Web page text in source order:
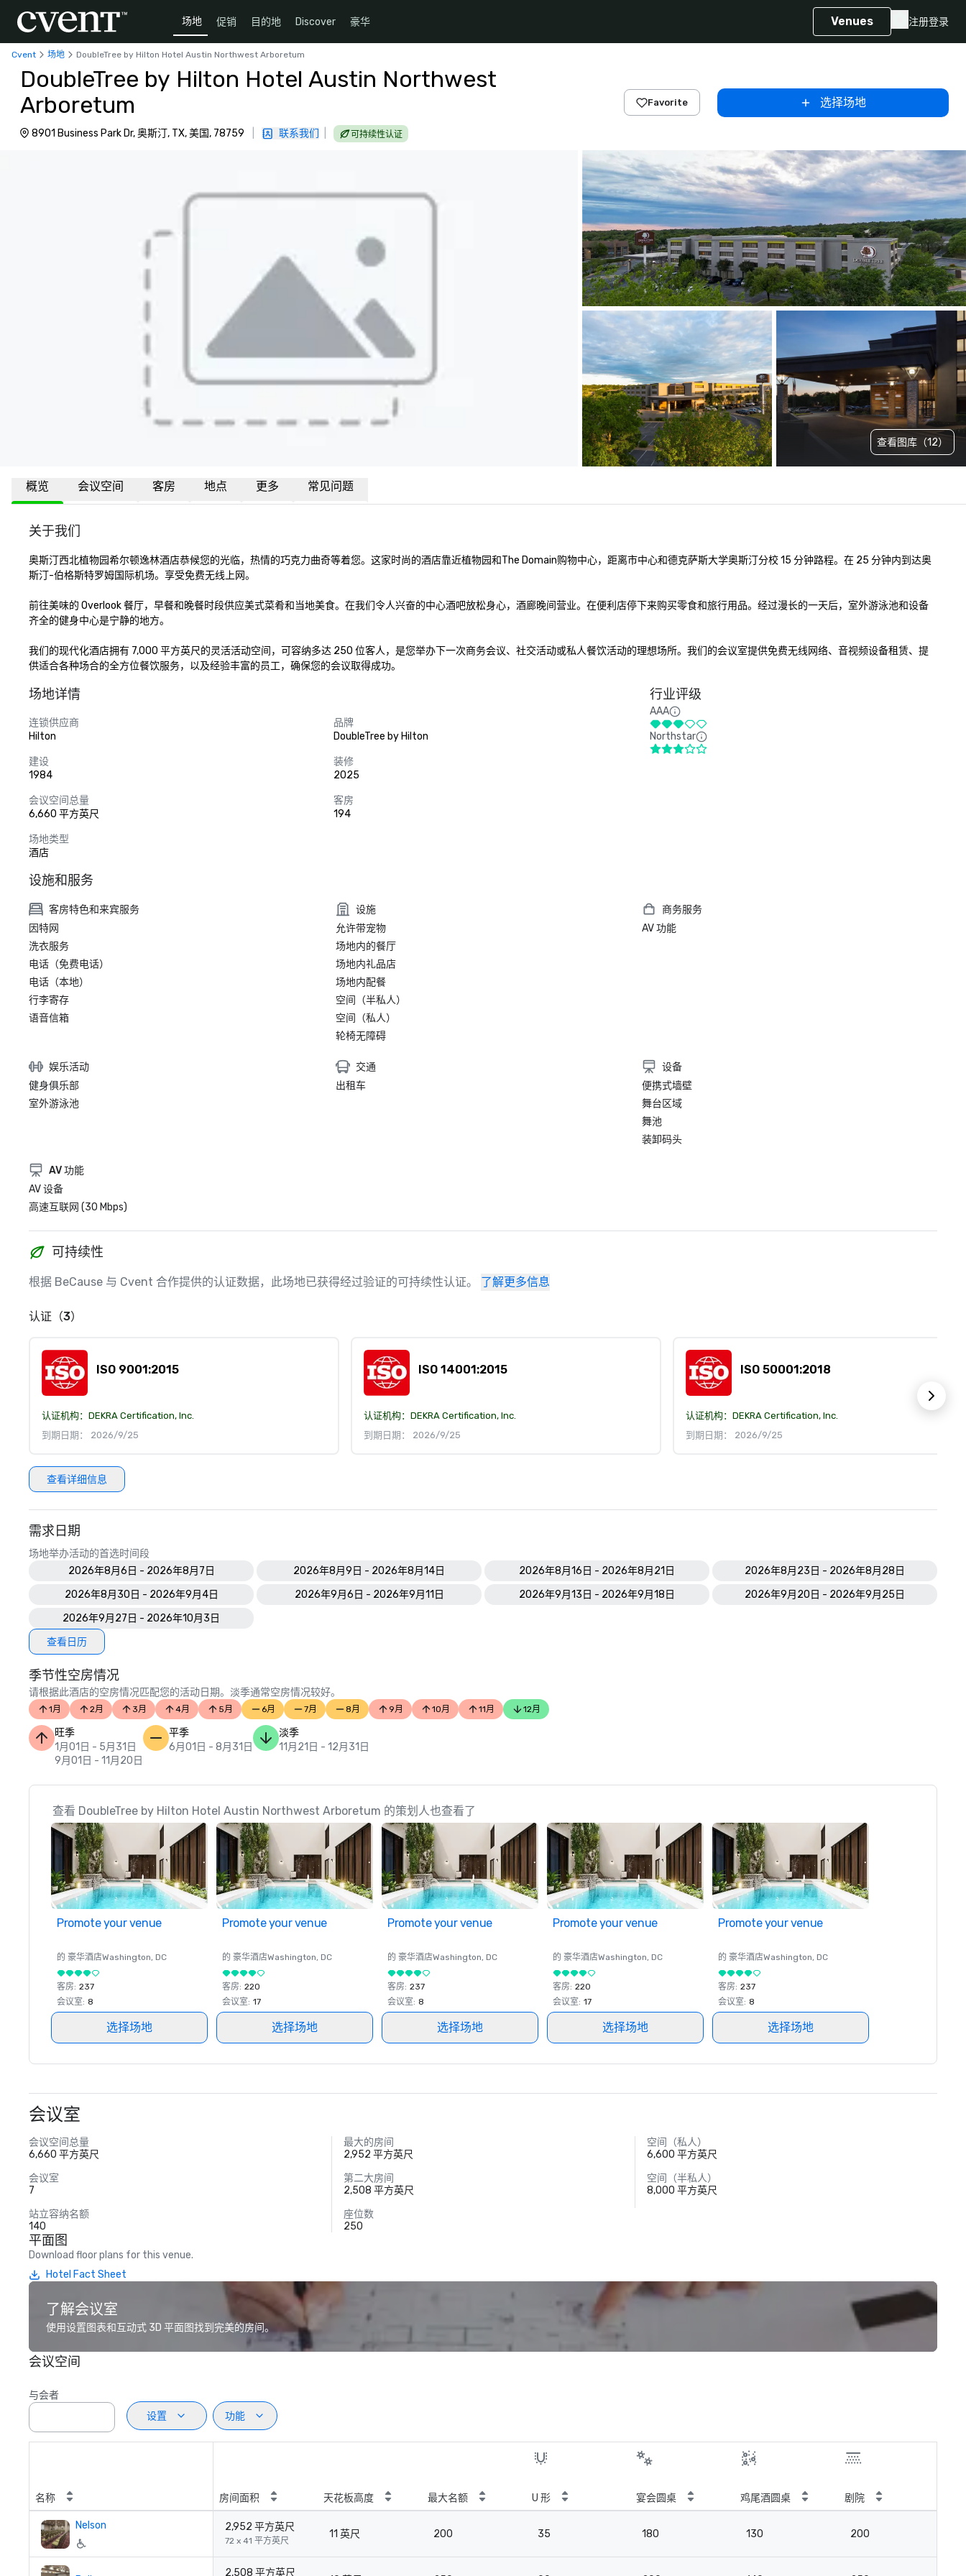
场地 促销 目的地 Discover 豪华 Venues 注册登录
Cvent 场地 DoubleTree by Hilton Hotel Austin Northwest Arboretum
DoubleTree by Hilton Hotel Austin Northwest
Arboretum
8901 Business Park Dr, 奥斯汀, TX, 美国, 78759 联系我们 可持续性认证
Favorite 选择场地
查看图库（12）
概览 会议空间 客房 地点 更多 常见问题
关于我们
奥斯汀西北植物园希尔顿逸林酒店恭候您的光临，热情的巧克力曲奇等着您。这家时尚的酒店靠近植物园和The Domain购物中心，距离市中心和德克萨斯大学奥斯汀分校 15 分钟路程。在 25 分钟内到达奥
斯汀-伯格斯特罗姆国际机场。享受免费无线上网。
前往美味的 Overlook 餐厅，早餐和晚餐时段供应美式菜肴和当地美食。在我们令人兴奋的中心酒吧放松身心，酒廊晚间营业。在便利店停下来购买零食和旅行用品。经过漫长的一天后，室外游泳池和设备
齐全的健身中心是宁静的地方。
我们的现代化酒店拥有 7,000 平方英尺的灵活活动空间，可容纳多达 250 位客人，是您举办下一次商务会议、社交活动或私人餐饮活动的理想场所。我们的会议室提供免费无线网络、音视频设备租赁、提
供适合各种场合的全方位餐饮服务，以及经验丰富的员工，确保您的会议取得成功。
场地详情
连锁供应商
Hilton
品牌
DoubleTree by Hilton
建设
1984
装修
2025
会议空间总量
6,660 平方英尺
客房
194
场地类型
酒店
行业评级
AAA
Northstar
设施和服务
客房特色和来宾服务
因特网
洗衣服务
电话（免费电话）
电话（本地）
行李寄存
语音信箱
设施
允许带宠物
场地内的餐厅
场地内礼品店
场地内配餐
空间（半私人）
空间（私人）
轮椅无障碍
商务服务
AV 功能
娱乐活动
健身俱乐部
室外游泳池
交通
出租车
设备
便携式墙壁
舞台区域
舞池
装卸码头
AV 功能
AV 设备
高速互联网 (30 Mbps)
可持续性
根据 BeCause 与 Cvent 合作提供的认证数据，此场地已获得经过验证的可持续性认证。 了解更多信息
认证（3）
ISO 9001:2015
认证机构： DEKRA Certification, Inc.
到期日期： 2026/9/25
ISO 14001:2015
认证机构： DEKRA Certification, Inc.
到期日期： 2026/9/25
ISO 50001:2018
认证机构： DEKRA Certification, Inc.
到期日期： 2026/9/25
查看详细信息
需求日期
场地举办活动的首选时间段
2026年8月6日 - 2026年8月7日
2026年8月9日 - 2026年8月14日 2026年8月16日 - 2026年8月21日
2026年8月23日 - 2026年8月28日
2026年8月30日 - 2026年9月4日
2026年9月6日 - 2026年9月11日 2026年9月13日 - 2026年9月18日
2026年9月20日 - 2026年9月25日
2026年9月27日 - 2026年10月3日
查看日历
季节性空房情况
请根据此酒店的空房情况匹配您的活动日期。淡季通常空房情况较好。
1月 2月 3月 4月 5月 6月 7月 8月 9月 10月 11月 12月
旺季
1月01日 - 5月31日
9月01日 - 11月20日
平季
6月01日 - 8月31日
淡季
11月21日 - 12月31日
查看 DoubleTree by Hilton Hotel Austin Northwest Arboretum 的策划人也查看了
Promote your venue
的 豪华酒店Washington, DC
客房: 237
会议室: 8
选择场地
Promote your venue
的 豪华酒店Washington, DC
客房: 220
会议室: 17
选择场地
Promote your venue
的 豪华酒店Washington, DC
客房: 237
会议室: 8
选择场地
Promote your venue
的 豪华酒店Washington, DC
客房: 220
会议室: 17
选择场地
Promote your venue
的 豪华酒店Washington, DC
客房: 237
会议室: 8
选择场地
会议室
会议空间总量
6,660 平方英尺
最大的房间
2,952 平方英尺
空间（私人）
6,600 平方英尺
会议室
7
第二大房间
2,508 平方英尺
空间（半私人）
8,000 平方英尺
站立容纳名额
140
座位数
250
平面图
Download floor plans for this venue.
Hotel Fact Sheet
了解会议室
使用设置图表和互动式 3D 平面图找到完美的房间。
会议空间
与会者
设置
功能
名称 房间面积 天花板高度 最大名额 U 形 宴会圆桌 鸡尾酒圆桌 剧院
Nelson 2,952 平方英尺
72 x 41 平方英尺
11 英尺 200 35 180 130 200
2,508 平方英尺